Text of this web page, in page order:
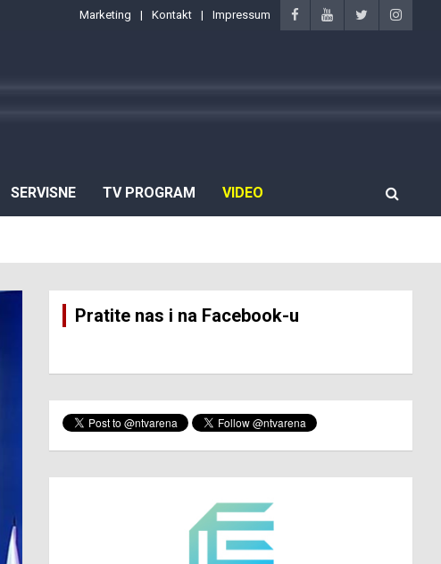
Marketing Kontakt Impressum
SERVISNE TV PROGRAM VIDEO
Pratite nas i na Facebook-u